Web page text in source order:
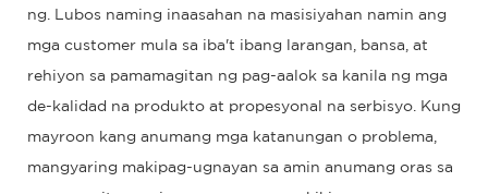
ng. Lubos naming inaasahan na masisiyahan namin ang
mga customer mula sa iba't ibang larangan, bansa, at
rehiyon sa pamamagitan ng pag-aalok sa kanila ng mga
de-kalidad na produkto at propesyonal na serbisyo. Kung
mayroon kang anumang mga katanungan o problema,
mangyaring makipag-ugnayan sa amin anumang oras sa